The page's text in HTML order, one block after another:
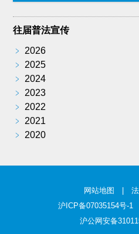
往届普法宣传
﹥
2026
﹥
2025
﹥
2024
﹥
2023
﹥
2022
﹥
2021
﹥
2020
网站地图 |
沪ICP备07035154号-1
沪公网安备